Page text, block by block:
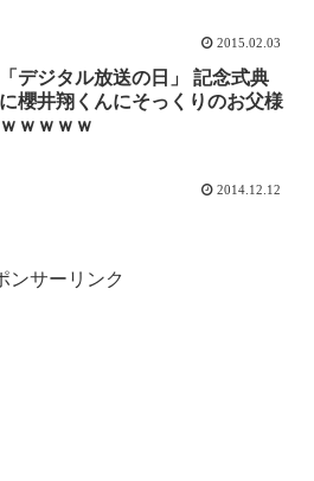
2015.02.03
「デジタル放送の日」 記念式典
に櫻井翔くんにそっくりのお父様
ｗｗｗｗｗ
2014.12.12
ンサーリンク